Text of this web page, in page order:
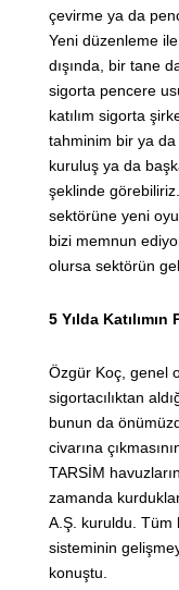
çevirme ya da
Yeni düzenleme
dışında, bir tane
sigorta pencere
katılım sigorta
tahminim bir ya
kuruluş ya da
şeklinde
sektörüne yeni
bizi memnun
olursa sektörün
5 Yılda Katılımın
Özgür Koç, genel
sigortacılıktan
bunun da
civarına
TARSİM
zamanda
A.Ş. kuruldu. Tüm
sisteminin
konuştu.